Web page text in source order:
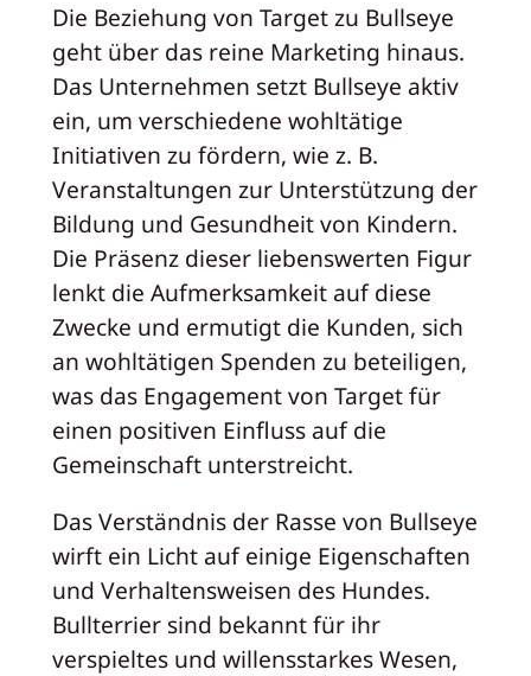
Die Beziehung von Target zu Bullseye
geht über das reine Marketing hinaus.
Das Unternehmen setzt Bullseye aktiv
ein, um verschiedene wohltätige
Initiativen zu fördern, wie z. B.
Veranstaltungen zur Unterstützung der
Bildung und Gesundheit von Kindern.
Die Präsenz dieser liebenswerten Figur
lenkt die Aufmerksamkeit auf diese
Zwecke und ermutigt die Kunden, sich
an wohltätigen Spenden zu beteiligen,
was das Engagement von Target für
einen positiven Einfluss auf die
Gemeinschaft unterstreicht.
Das Verständnis der Rasse von Bullseye
wirft ein Licht auf einige Eigenschaften
und Verhaltensweisen des Hundes.
Bullterrier sind bekannt für ihr
verspieltes und willensstarkes Wesen,